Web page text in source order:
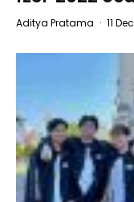
Aditya Pratama · 11